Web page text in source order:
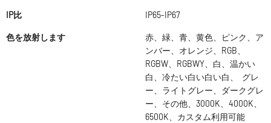
IP比 IP65-IP67
色を放射します
赤、緑、青、黄色、ピンク、ア
ンバー、オレンジ、RGB、
RGBW、RGBWY、白、温かい
白、冷たい白い白い白、 グレ
ー、ライトグレー、ダークグレ
ー、その他、3000K、4000K、
6500K、カスタム利用可能